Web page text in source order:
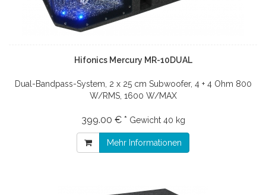
Hifonics Mercury MR-10DUAL
Dual-Bandpass-System, 2 x 25 cm Subwoofer, 4 + 4 Ohm 800
W/RMS, 1600 W/MAX
399.00 € * Gewicht 40 kg
Mehr Informationen